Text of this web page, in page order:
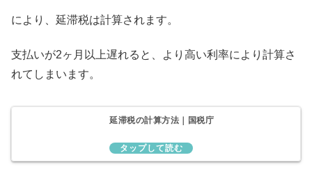
により、延滞税は計算されます。
支払いが2ヶ月以上遅れると、より高い利率により計算さ
れてしまいます。
延滞税の計算方法｜国税庁